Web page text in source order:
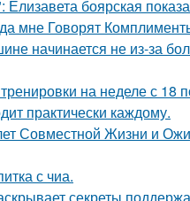
боярская
мне Говорят
начинается не из-за
на неделе с 18
практически каждому.
Совместной Жизни и
с чиа.